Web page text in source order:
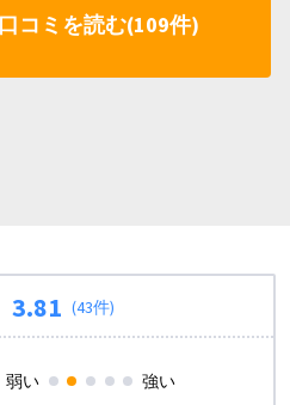
コミを読む(109件)
3.81 (43件)
弱い 強い